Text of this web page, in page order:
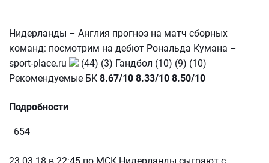
Нидерланды – Англия прогноз на матч сборных
команд: посмотрим на дебют Рональда Кумана –
sport-place.ru
(44) (3) Гандбол (10) (9) (10)
Рекомендуемые БК 8.67/10 8.33/10 8.50/10
Подробности
654